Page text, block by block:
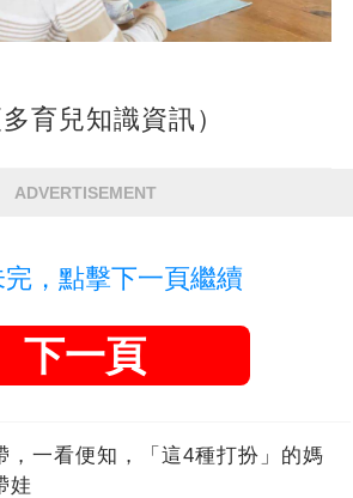
育兒知識資訊）
ADVERTISEMENT
，點擊下一頁繼續
下一頁
，一看便知，「這4種打扮」的媽
娃